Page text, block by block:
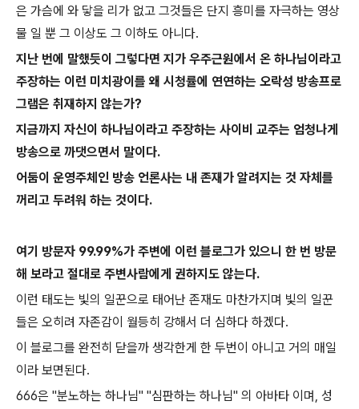
은 가슴에 와 닿을 리가 없고 그것들은 단지 흥미를 자극하는 영상
물 일 뿐 그 이상도 그 이하도 아니다.
지난 번에 말했듯이 그렇다면 지가 우주근원에서 온 하나님이라고
주장하는 이런 미치광이를 왜 시청률에 연연하는 오락성 방송프로
그램은 취재하지 않는가?
지금까지 자신이 하나님이라고 주장하는 사이비 교주는 엄청나게
방송으로 까댓으면서 말이다.
어둠이 운영주체인 방송 언론사는 내 존재가 알려지는 것 자체를
꺼리고 두려워 하는 것이다.
여기 방문자 99.99%가 주변에 이런 블로그가 있으니 한 번 방문
해 보라고 절대로 주변사람에게 권하지도 않는다.
이런 태도는 빛의 일꾼으로 태어난 존재도 마찬가지며 빛의 일꾼
들은 오히려 자존감이 월등히 강해서 더 심하다 하겠다.
이 블로그를 완전히 닫을까 생각한게 한 두번이 아니고 거의 매일
이라 보면된다.
666은 "분노하는 하나님" "심판하는 하나님" 의 아바타 이며, 성